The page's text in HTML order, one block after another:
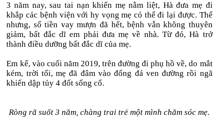
3 năm nay, sau tai nạn khiến mẹ nằm liệt, Hà đưa mẹ đi
khắp các bệnh viện với hy vọng mẹ có thể đi lại được. Thế
nhưng, số tiền vay mượn đã hết, bệnh vẫn không thuyên
giảm, bất đắc dĩ em phải đưa mẹ về nhà. Từ đó, Hà trở
thành điều dưỡng bất đắc dĩ của mẹ.
Em kể, vào cuối năm 2019, trên đường đi phụ hồ về, do mắt
kém, trời tối, mẹ đã đâm vào đống đá ven đường rồi ngã
khiến dập tủy 4 đốt sống cổ.
Ròng rã suốt 3 năm, chàng trai trẻ một mình chăm sóc mẹ.